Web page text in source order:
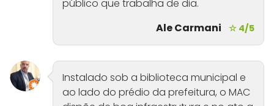
público que trabalha de dia.
Ale Carmani
☆ 4/5
Instalado sob a biblioteca municipal e
ao lado do prédio da prefeitura, o MAC